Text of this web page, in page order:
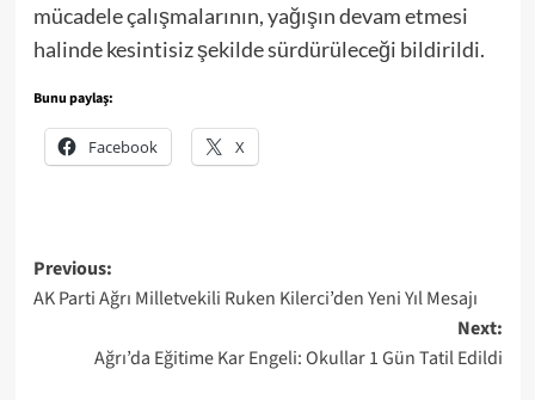
mücadele çalışmalarının, yağışın devam etmesi
halinde kesintisiz şekilde sürdürüleceği bildirildi.
Bunu paylaş:
Facebook X
Post
navigation
Previous:
AK Parti Ağrı Milletvekili Ruken Kilerci’den Yeni Yıl Mesajı
Next:
Ağrı’da Eğitime Kar Engeli: Okullar 1 Gün Tatil Edildi